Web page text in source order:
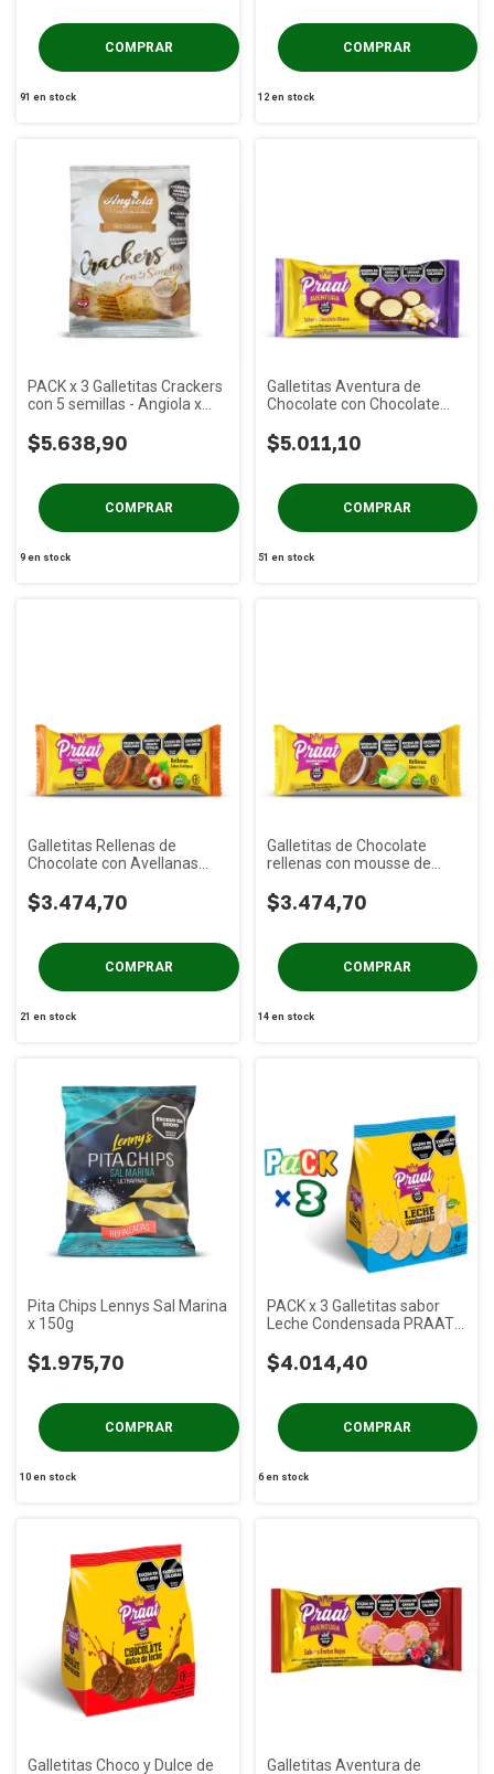
91 en stock 12 en stock
PACK x 3 Galletitas Crackers
con 5 semillas - Angiola x
$5.638,90
9en stock
Galletitas Aventura de
Chocolate con Chocolate
$5.011,10
51 en stock
Galletitas Rellenas de
Chocolate con Avellanas
$3.474,70
21 en stock
Galletitas de Chocolate
rellenas con mousse de
$3.474,70
14 en stock
Pita Chips Lennys Sal Marina
x 150g
$1.975,70
10en stock
PACK x 3 Galletitas sabor
Leche Condensada PRAAT x
$4.014,40
6en stock
Galletitas Choco y Dulce de Galletitas Aventura de